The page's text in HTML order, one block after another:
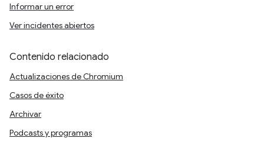
Informar un error
Ver incidentes abiertos
Contenido relacionado
Actualizaciones de Chromium
Casos de éxito
Archivar
Podcasts y programas